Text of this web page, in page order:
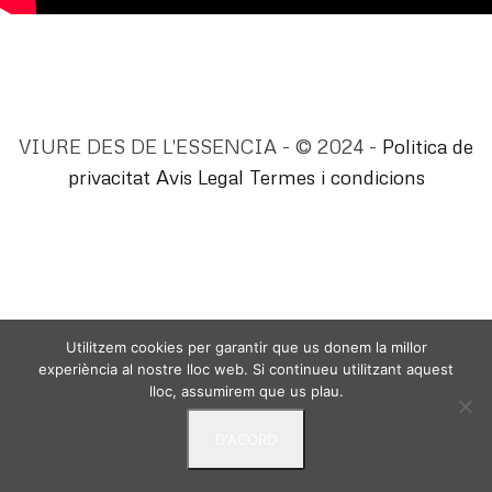
VIURE DES DE L'ESSENCIA - © 2024 - Politica de
privacitat Avis Legal Termes i condicions
Utilitzem cookies per garantir que us donem la millor
experiència al nostre lloc web. Si continueu utilitzant aquest
lloc, assumirem que us plau.